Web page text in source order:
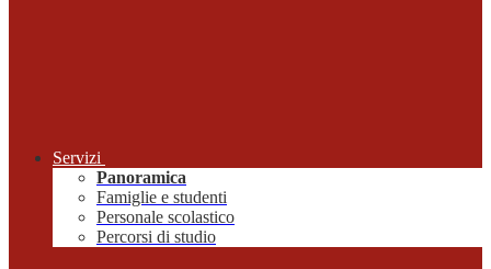
Servizi
Panoramica
Famiglie e studenti
Personale scolastico
Percorsi di studio